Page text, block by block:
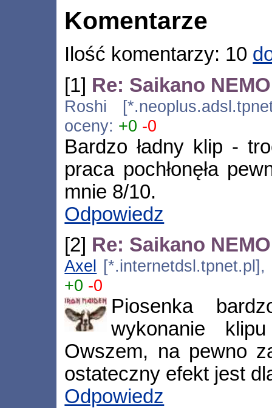
Komentarze
Ilość komentarzy: 10
[1] Re: Saikano NEMO
Roshi
oceny: +0 -0
Bardzo ładny klip -
praca pochłonęła
mnie 8/10.
Odpowiedz
[2] Re: Saikano NEMO
Axel
+0 -0
Piosenka
wykonanie
Owszem, na pewno
ostateczny efekt jest
Odpowiedz